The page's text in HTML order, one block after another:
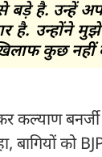
बड़े है. उन्हें
है. उन्होंने
कुछ नहीं
कल्याण बनर्जी
बागियों को